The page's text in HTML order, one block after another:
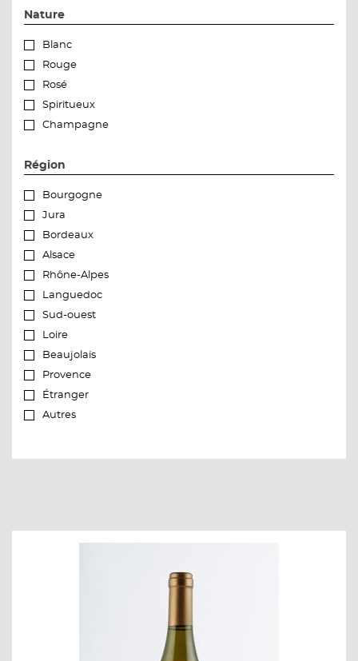
Nature
Blanc
Rouge
Rosé
Spiritueux
Champagne
Région
Bourgogne
Jura
Bordeaux
Alsace
Rhône-Alpes
Languedoc
Sud-ouest
Loire
Beaujolais
Provence
Étranger
Autres